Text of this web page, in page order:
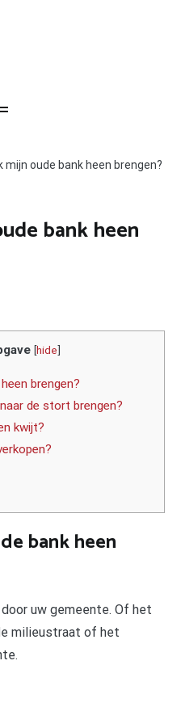
mijn oude bank heen brengen?
bank heen
[hide]
brengen?
de stort brengen?
kwijt?
bank heen
uw gemeente. Of het
milieustraat of het